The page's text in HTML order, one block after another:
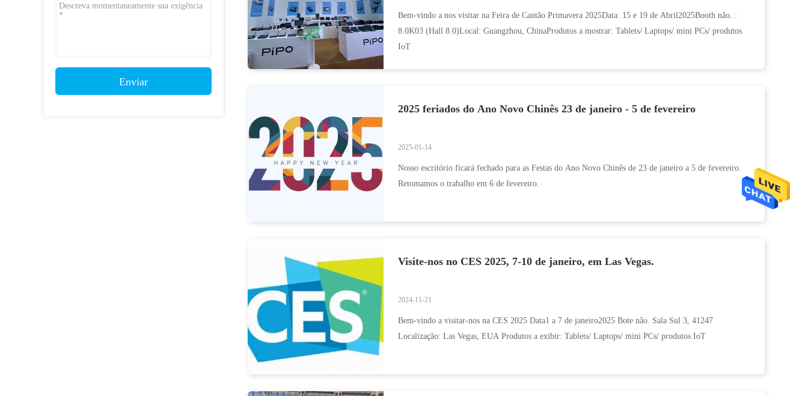
Enviar
Bem-vindo a nos visitar na Feira de Cantão Primavera 2025Data: 15 e 19 de Abril2025Booth não. :
8.0K03 (Hall 8.0)Local: Guangzhou, ChinaProdutos a mostrar: Tablets/ Laptops/ mini PCs/ produtos
IoT
2025 feriados do Ano Novo Chinês 23 de janeiro - 5 de fevereiro
2025-01-14
Nosso escritório ficará fechado para as Festas do Ano Novo Chinês de 23 de janeiro a 5 de fevereiro.
Retomamos o trabalho em 6 de fevereiro.
Visite-nos no CES 2025, 7-10 de janeiro, em Las Vegas.
2024-11-21
Bem-vindo a visitar-nos na CES 2025 Data1 a 7 de janeiro2025 Bote não. Sala Sul 3, 41247
Localização: Las Vegas, EUA Produtos a exibir: Tablets/ Laptops/ mini PCs/ produtos IoT